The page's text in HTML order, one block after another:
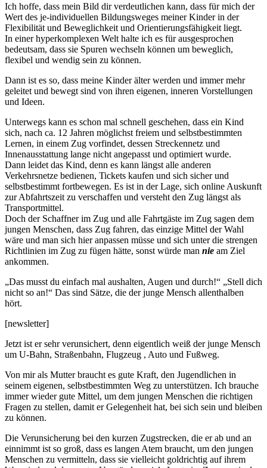
Ich hoffe, dass mein Bild dir verdeutlichen kann, dass für mich der
Wert des je-individuellen Bildungsweges meiner Kinder in der
Flexibilität und Beweglichkeit und Orientierungsfähigkeit liegt.
In einer hyperkomplexen Welt halte ich es für ausgesprochen
bedeutsam, dass sie Spuren wechseln können um beweglich,
flexibel und wendig sein zu können.
Dann ist es so, dass meine Kinder älter werden und immer mehr
geleitet und bewegt sind von ihren eigenen, inneren Vorstellungen
und Ideen.
Unterwegs kann es schon mal schnell geschehen, dass ein Kind
sich, nach ca. 12 Jahren möglichst freiem und selbstbestimmten
Lernen, in einem Zug vorfindet, dessen Streckennetz und
Innenausstattung lange nicht angepasst und optimiert wurde.
Dann leidet das Kind, denn es kann längst alle anderen
Verkehrsnetze bedienen, Tickets kaufen und sich sicher und
selbstbestimmt fortbewegen. Es ist in der Lage, sich online Auskunft
zur Abfahrtszeit zu verschaffen und versteht den Zug längst als
Transportmittel.
Doch der Schaffner im Zug und alle Fahrtgäste im Zug sagen dem
jungen Menschen, dass Zug fahren, das einzige Mittel der Wahl
wäre und man sich hier anpassen müsse und sich unter die strengen
Richtlinien im Zug zu fügen hätte, sonst würde man nie am Ziel
ankommen.
„Das musst du einfach mal aushalten, Augen und durch!“ „Stell dich
nicht so an!“ Das sind Sätze, die der junge Mensch allenthalben
hört.
[newsletter]
Jetzt ist er sehr verunsichert, denn eigentlich weiß der junge Mensch
um U-Bahn, Straßenbahn, Flugzeug , Auto und Fußweg.
Von mir als Mutter braucht es gute Kraft, den Jugendlichen in
seinem eigenen, selbstbestimmten Weg zu unterstützen. Ich brauche
immer wieder gute Mittel, um dem jungen Menschen die richtigen
Fragen zu stellen, damit er Gelegenheit hat, bei sich sein und bleiben
zu können.
Die Verunsicherung bei den kurzen Zugstrecken, die er ab und an
einnimmt ist so groß, dass es langen Atem braucht, um den jungen
Menschen zu vermitteln, dass sie vielleicht goldrichtig auf ihrem